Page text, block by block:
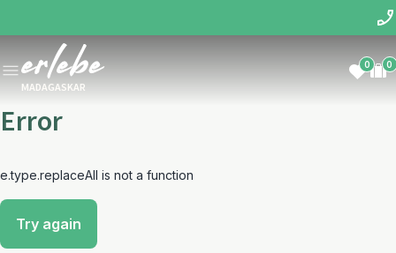
MADAGASKAR
0 0
Error
e.type.replaceAll is not a function
Try again